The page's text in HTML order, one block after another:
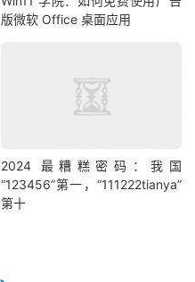
版微软 Office 桌面应用
2024 最糟糕密码：我国
“123456”第一，“111222tianya”
第十